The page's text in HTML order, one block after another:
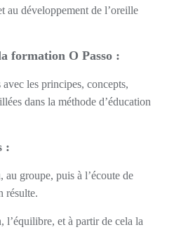
au développement de l’oreille
formation O Passo :
les principes, concepts,
dans la méthode d’éducation
:
groupe, puis à l’écoute de
résulte.
l’équilibre, et à partir de cela la